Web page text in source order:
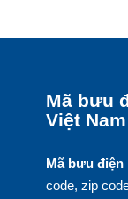
Mã bưu
Việt
Mã bưu điện
code, zip